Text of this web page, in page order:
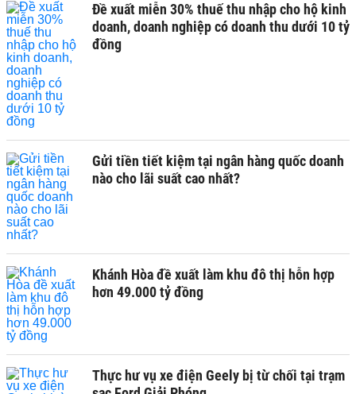
Đề xuất miễn 30% thuế thu nhập cho hộ kinh
doanh, doanh nghiệp có doanh thu dưới 10 tỷ
đồng
Gửi tiền tiết kiệm tại ngân hàng quốc doanh
nào cho lãi suất cao nhất?
Khánh Hòa đề xuất làm khu đô thị hỗn hợp
hơn 49.000 tỷ đồng
Thực hư vụ xe điện Geely bị từ chối tại trạm